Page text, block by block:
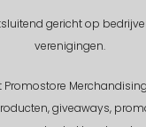
gericht op
verenigingen.
Merchandising
giveaways,